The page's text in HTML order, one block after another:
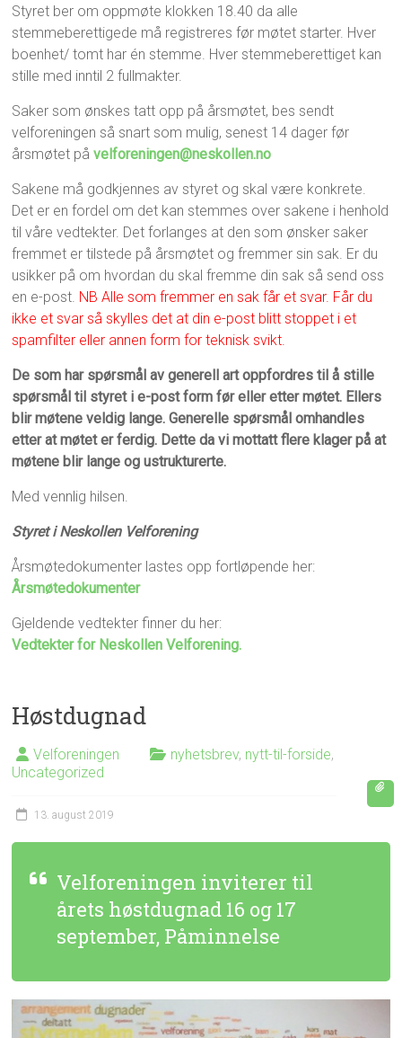
Styret ber om oppmøte klokken 18.40 da alle
stemmeberettigede må registreres før møtet starter. Hver
boenhet/ tomt har én stemme. Hver stemmeberettiget kan
stille med inntil 2 fullmakter.
Saker som ønskes tatt opp på årsmøtet, bes sendt
velforeningen så snart som mulig, senest 14 dager før
årsmøtet påvelforeningen@neskollen.no
Sakene må godkjennes av styret og skal være konkrete.
Det er en fordel om det kan stemmes over sakene i henhold
til våre vedtekter. Det forlanges at den som ønsker saker
fremmet er tilstede på årsmøtet og fremmer sin sak. Er du
usikker på om hvordan du skal fremme din sak så send oss
en e-post. NB Alle som fremmer en sak får et svar. Får du
ikke et svar så skylles det at din e-post blitt stoppet i et
spamfilter eller annen form for teknisk svikt.
De som har spørsmål av generell art oppfordres til å stille
spørsmål til styret i e-post form før eller etter møtet. Ellers
blir møtene veldig lange. Generelle spørsmål omhandles
etter at møtet er ferdig. Dette da vi mottatt flere klager på at
møtene blir lange og ustrukturerte.
Med vennlig hilsen.
Styret i Neskollen Velforening
Årsmøtedokumenter lastes opp fortløpende her:
Årsmøtedokumenter
Gjeldende vedtekter finner du her:
Vedtekter for Neskollen Velforening.
Høstdugnad
Velforeningen nyhetsbrev, nytt-til-forside,
Uncategorized
13. august 2019
Velforeningen inviterer til
årets høstdugnad 16 og 17
september, Påminnelse